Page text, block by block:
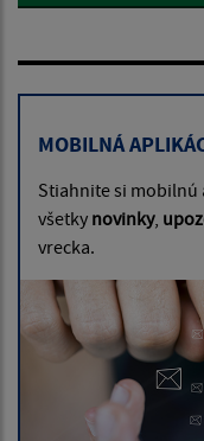
MOBILNÁ
Stiahnite si mobilnú
všetky novinky,
vrecka.